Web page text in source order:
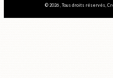
© 2026 , Tous droits réservés,